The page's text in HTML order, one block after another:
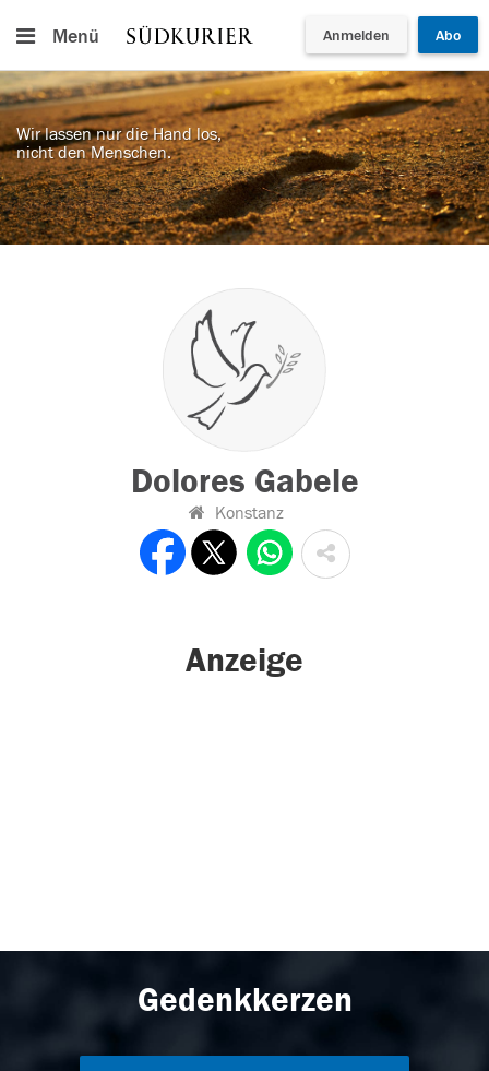
Menü Anmelden Abo
Wir lassen nur die Hand los,
nicht den Menschen.
Dolores Gabele
Konstanz
Anzeige
Gedenkkerzen